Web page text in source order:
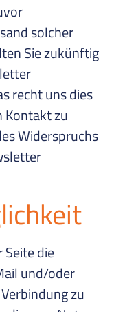
solcher
Sie zukünftig
recht uns dies
Kontakt zu
Widerspruchs
die
und/oder
zu